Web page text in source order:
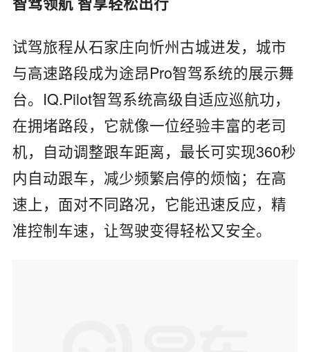
试驾旅程从石家庄向忻州古城进发，城市
与高速路段成为途昂Pro智驾系统的展示舞
台。IQ.Pilot智驾系统高级自适应巡航功，
在拥堵路段，它就像一位经验丰富的老司
机，自动调整跟车距离，最长可实现360秒
内自动跟车，减少频繁启停的烦恼；在高
速上，面对不同路况，它能迅速反应，精
准控制车速，让驾驶变得轻松又安全。